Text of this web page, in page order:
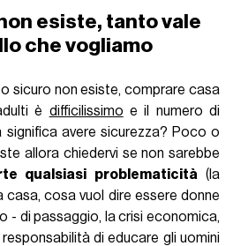
esiste, tanto vale
che vogliamo
sicuro non esiste, comprare casa
è difficilissimo e il numero di
significa avere sicurezza? Poco o
allora chiedervi se non sarebbe
qualsiasi problematicità (la
casa, cosa vuol dire essere donne
- di passaggio, la crisi economica,
di educare gli uomini